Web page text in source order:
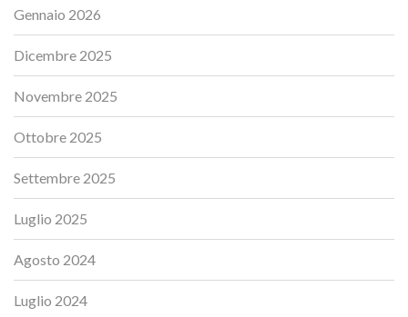
Gennaio 2026
Dicembre 2025
Novembre 2025
Ottobre 2025
Settembre 2025
Luglio 2025
Agosto 2024
Luglio 2024